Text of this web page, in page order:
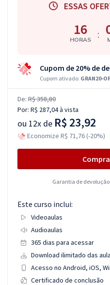
ESSAS
16
HORAS :
Cupom de 20% de
Cupom ativado: GRAN20-
De: R$ 358,80
Por: R$ 287,04à vista
ou 12x de R$ 23,92
Economize R$ 71,76 (-20%)
Garantia de
Este curso inclui:
Videoaulas
Audioaulas
365 dias para acessar
Download ilimitado das
Acesso no Android, iOS,
Certificado de conclusão